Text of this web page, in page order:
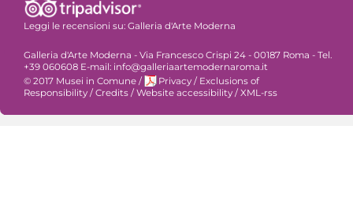
Leggi le recensioni su: Galleria d'Arte Moderna
Galleria d'Arte Moderna - Via Francesco Crispi 24 - 00187 Roma - Tel.
+39 060608 E-mail: info@galleriaartemodernaroma.it
© 2017 Musei in Comune / Privacy / Exclusions of
Responsibility / Credits / Website accessibility / XML-rss